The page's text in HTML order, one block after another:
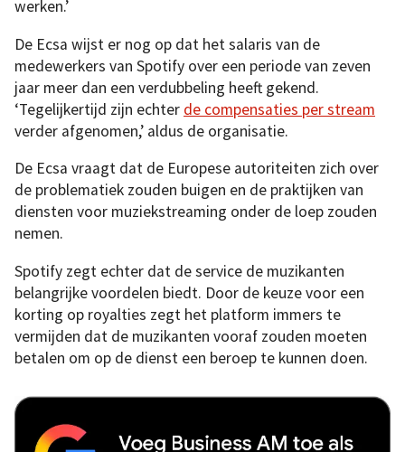
werken.’
De Ecsa wijst er nog op dat het salaris van de
medewerkers van Spotify over een periode van zeven
jaar meer dan een verdubbeling heeft gekend.
‘Tegelijkertijd zijn echter de compensaties per stream
verder afgenomen,’ aldus de organisatie.
De Ecsa vraagt dat de Europese autoriteiten zich over
de problematiek zouden buigen en de praktijken van
diensten voor muziekstreaming onder de loep zouden
nemen.
Spotify zegt echter dat de service de muzikanten
belangrijke voordelen biedt. Door de keuze voor een
korting op royalties zegt het platform immers te
vermijden dat de muzikanten vooraf zouden moeten
betalen om op de dienst een beroep te kunnen doen.